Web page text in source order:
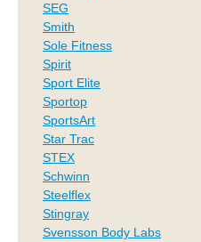
SEG
Smith
Sole Fitness
Spirit
Sport Elite
Sportop
SportsArt
Star Trac
STEX
Schwinn
Steelflex
Stingray
Svensson Body Labs